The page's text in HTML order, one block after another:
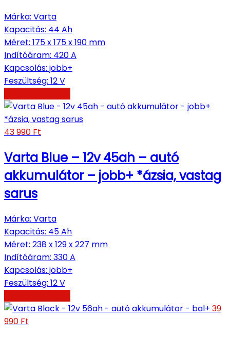
Márka: Varta
Kapacitás: 44 Ah
Méret: 175 x 175 x 190 mm
Indítóáram: 420 A
Kapcsolás: jobb+
Feszültség: 12 V
43 990 Ft
Varta Blue – 12v 45ah – autó
akkumulátor – jobb+ *ázsia, vastag
sarus
Márka: Varta
Kapacitás: 45 Ah
Méret: 238 x 129 x 227 mm
Indítóáram: 330 A
Kapcsolás: jobb+
Feszültség: 12 V
39
990 Ft